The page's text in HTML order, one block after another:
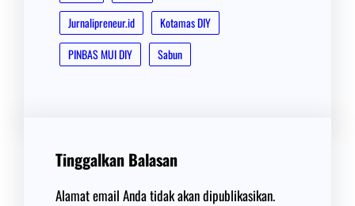
Jurnalipreneur.id
Kotamas DIY
PINBAS MUI DIY
Sabun
Tinggalkan Balasan
Alamat email Anda tidak akan dipublikasikan.